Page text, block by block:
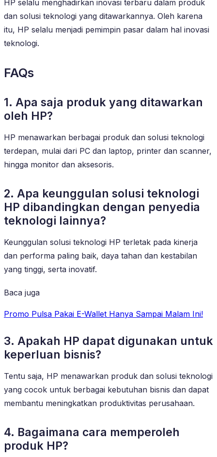
HP selalu menghadirkan inovasi terbaru dalam produk
dan solusi teknologi yang ditawarkannya. Oleh karena
itu, HP selalu menjadi pemimpin pasar dalam hal inovasi
teknologi.
FAQs
1. Apa saja produk yang ditawarkan
oleh HP?
HP menawarkan berbagai produk dan solusi teknologi
terdepan, mulai dari PC dan laptop, printer dan scanner,
hingga monitor dan aksesoris.
2. Apa keunggulan solusi teknologi
HP dibandingkan dengan penyedia
teknologi lainnya?
Keunggulan solusi teknologi HP terletak pada kinerja
dan performa paling baik, daya tahan dan kestabilan
yang tinggi, serta inovatif.
Baca juga
Promo Pulsa Pakai E-Wallet Hanya Sampai Malam Ini!
3. Apakah HP dapat digunakan untuk
keperluan bisnis?
Tentu saja, HP menawarkan produk dan solusi teknologi
yang cocok untuk berbagai kebutuhan bisnis dan dapat
membantu meningkatkan produktivitas perusahaan.
4. Bagaimana cara memperoleh
produk HP?